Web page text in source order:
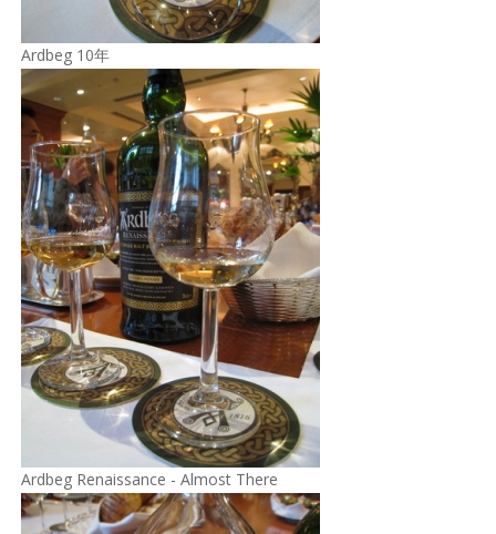
Ardbeg 10年
Ardbeg Renaissance - Almost There